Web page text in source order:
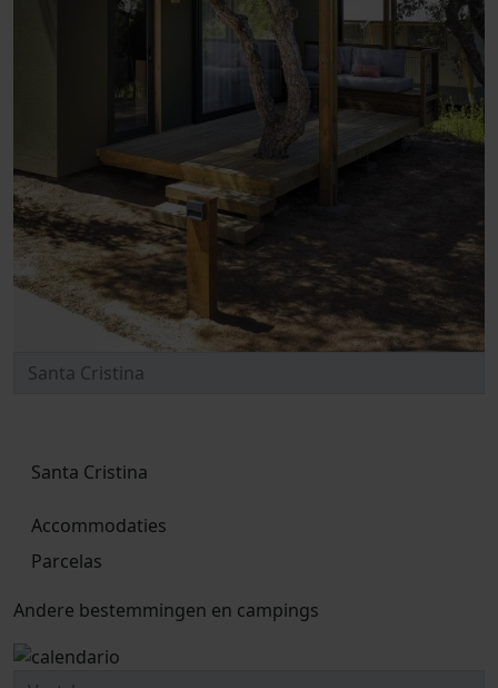
Santa Cristina
Accommodaties
Parcelas
Andere bestemmingen en campings